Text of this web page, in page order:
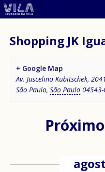
Shopping JK
+ Google Map
Av. Juscelino Kubitschek,
São Paulo, São Paulo 04543-